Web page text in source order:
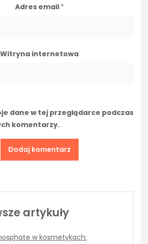
Adres email *
Witryna internetowa
dane w tej przeglądarce podczas
komentarzy.
artykuły
w kosmetykach: